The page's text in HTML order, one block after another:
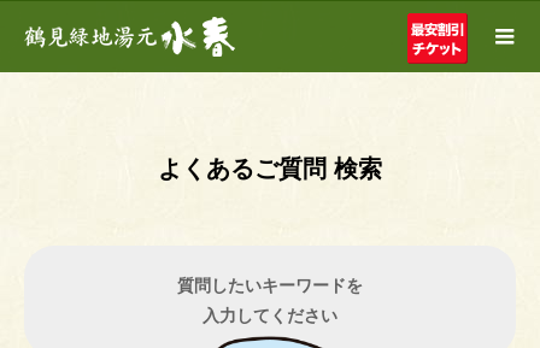
よくあるご質問 検索
質問したいキーワードを
入力してください